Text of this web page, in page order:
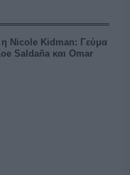
η Nicole Kidman: Γεύμα
Saldaña και Omar